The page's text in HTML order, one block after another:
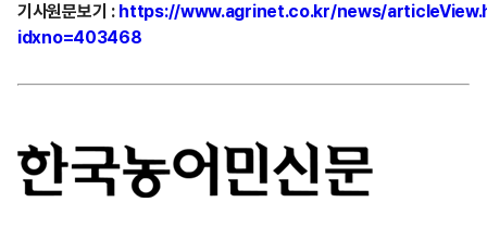
기사원문보기 : https://www.agrinet.co.kr/news/
idxno=403468